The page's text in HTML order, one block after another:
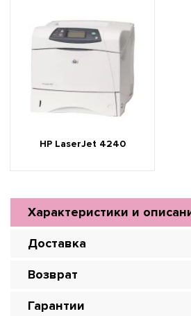
HP LaserJet 4240
Характеристики и
Доставка
Возврат
Гарантии